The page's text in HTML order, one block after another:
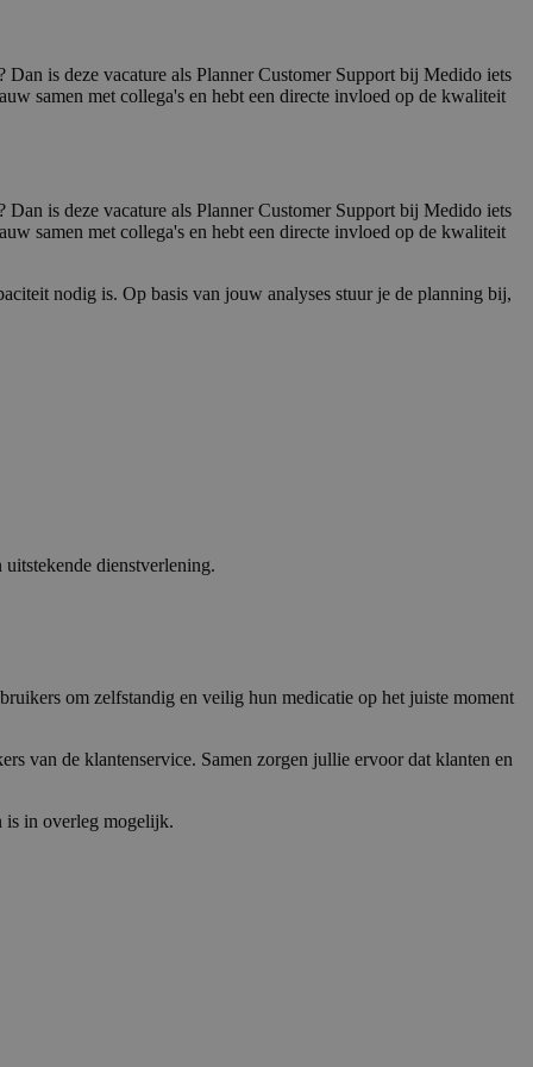
is deze vacature als Planner Customer Support bij Medido iets
samen met collega's en hebt een directe invloed op de kwaliteit
is deze vacature als Planner Customer Support bij Medido iets
samen met collega's en hebt een directe invloed op de kwaliteit
nodig is. Op basis van jouw analyses stuur je de planning bij,
dienstverlening.
om zelfstandig en veilig hun medicatie op het juiste moment
van de klantenservice. Samen zorgen jullie ervoor dat klanten en
is in overleg mogelijk.